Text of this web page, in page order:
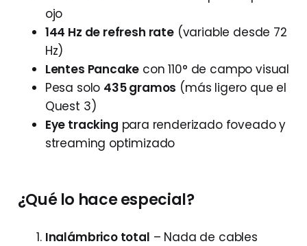
ojo
144 Hz de refresh rate(variable desde 72
Hz)
Lentes Pancake con 110° de campo visual
Pesa solo 435 gramos (más ligero que el
Quest 3)
Eye tracking para renderizado foveado y
streaming optimizado
¿Qué lo hace especial?
Inalámbrico total – Nada de cables